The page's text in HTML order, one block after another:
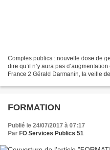
Comptes publics : nouvelle dose de
dire qu’il n’y aura pas
France 2 Gérald Darmanin, la veille
FORMATION
Publié le 24/07/2017 à 07:17
Par FO Services Publics 51